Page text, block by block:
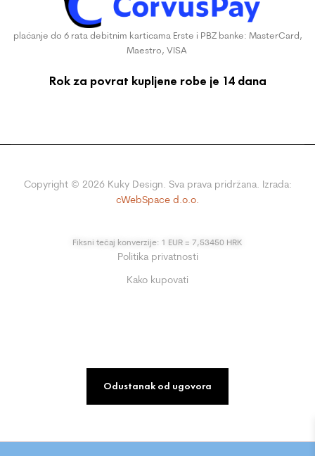
plaćanje do 6 rata debitnim karticama Erste i PBZ banke: MasterCard,
Maestro, VISA
Rok za povrat kupljene robe je 14 dana
Copyright © 2026Kuky Design. Sva prava pridržana. Izrada:
cWebSpace d.o.o.
Fiksni tečaj konverzije: 1 EUR = 7,53450 HRK
Politika privatnosti
Kako kupovati
Odustanak od ugovora